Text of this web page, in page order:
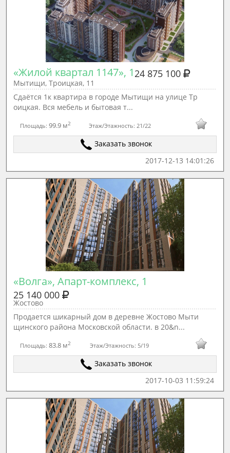
«Жилой квартал 1147», 124 875 100
Мытищи, Троицкая, 11
Сдаётся 1к квартира в городе Мытищи на улице Тр
оицкая. Вся мебель и бытовая т...
Площадь: 99.9 м2 Этаж/Этажность: 21/22
Заказать звонок
2017-12-13 14:01:26
«Волга», Апарт-комплекс, 1
25 140 000
Жостово
Продается шикарный дом в деревне Жостово Мыти
щинского района Московской области. в 20&n...
Площадь:83.8 м2 Этаж/Этажность: 5/19
Заказать звонок
2017-10-03 11:59:24